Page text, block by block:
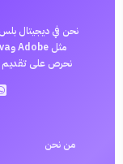
نحن في ديجيتال بلس
نحرص على تقديم
من نحن